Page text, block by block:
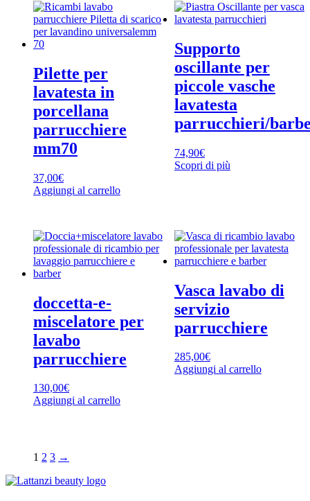
Pilette per
lavatesta in
porcellana
parrucchiere
mm70
37,00€
Aggiungi al carrello
Supporto
oscillante per
piccole vasche
lavatesta
parrucchieri/
74,90€
Scopri di più
doccetta-e-
miscelatore per
lavabo
parrucchiere
130,00€
Aggiungi al carrello
Vasca lavabo di
servizio
parrucchiere
285,00€
Aggiungi al carrello
1 2 3 →